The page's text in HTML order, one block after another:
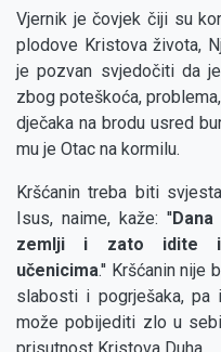
Vjernik je čovjek čiji su
plodove Kristova života,
je pozvan svjedočiti da
zbog poteškoća,
dječaka na brodu usred
mu je Otac na kormilu.
Kršćanin treba biti
Isus, naime, kaže: ''
zemlji i zato idite i
učenicima.'' Kršćanin nije
slabosti i pogrješaka,
može pobijediti zlo u